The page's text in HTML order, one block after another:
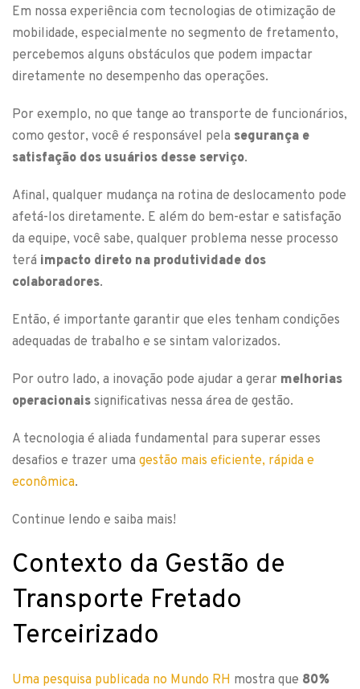
Em nossa experiência com tecnologias de otimização de
mobilidade, especialmente no segmento de fretamento,
percebemos alguns obstáculos que podem impactar
diretamente no desempenho das operações.
Por exemplo, no que tange ao transporte de funcionários,
como gestor, você é responsável pela segurança e
satisfação dos usuários desse serviço.
Afinal, qualquer mudança na rotina de deslocamento pode
afetá-los diretamente. E além do bem-estar e satisfação
da equipe, você sabe, qualquer problema nesse processo
terá impacto direto na produtividade dos
colaboradores.
Então, é importante garantir que eles tenham condições
adequadas de trabalho e se sintam valorizados.
Por outro lado, a inovação pode ajudar a gerar melhorias
operacionais significativas nessa área de gestão.
A tecnologia é aliada fundamental para superar esses
desafios e trazer uma gestão mais eficiente, rápida e
econômica.
Continue lendo e saiba mais!
Contexto da Gestão de
Transporte Fretado
Terceirizado
Uma pesquisa publicada no Mundo RH mostra que 80%